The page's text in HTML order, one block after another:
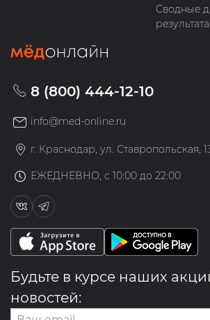
Сводные
8 (800) 444-12-10
info@med-online.ru
г. Краснодар, ул. Ставропольская,
ЕЖЕДНЕВНО, с 10:00 до 22:00
Будьте в курсе наших
новостей: